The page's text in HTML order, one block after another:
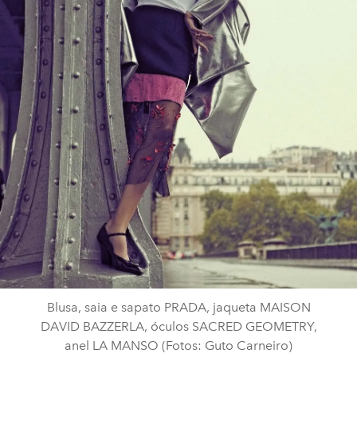
Blusa, saia e sapato PRADA, jaqueta MAISON
DAVID BAZZERLA, óculos SACRED GEOMETRY,
anel LA MANSO (Fotos: Guto Carneiro)